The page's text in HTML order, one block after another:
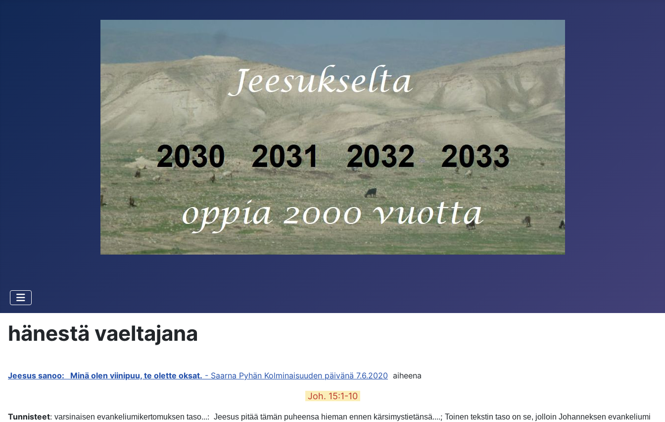
hänestä vaeltajana
Jeesus sanoo: Minä olen viinipuu, te olette oksat. - Saarna Pyhän Kolminaisuuden päivänä 7.6.2020 aiheena
Joh. 15:1-10
Tunnisteet: varsinaisen evankeliumikertomuksen taso...: Jeesus pitää tämän puheensa hieman ennen kärsimystietänsä....; Toinen tekstin taso on se, jolloin Johanneksen evankeliumi